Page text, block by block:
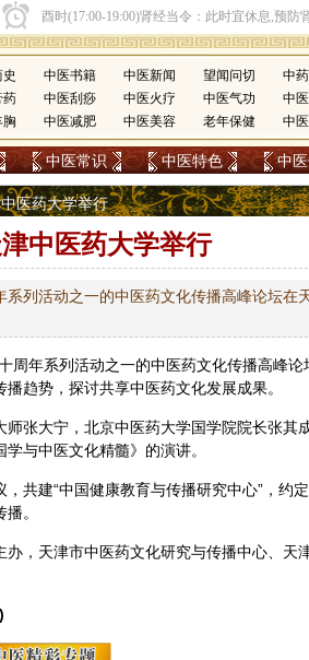
中医书籍 中医新闻 望闻问切 中
药 中医刮痧 中医火疗 中医气功 中
胸 中医减肥 中医美容 老年保健 中
中医常识 中医特色 中
医药大学举行
中医药大学举行
列活动之一的中医药文化传播高峰论坛在
周年系列活动之一的中医药文化传播高峰论
趋势，探讨共享中医药文化发展成果。
师张大宁 ，北京中医药大学国学院院长张其
与中医文化精髓》的演讲。
共建“中国健康教育与传播研究中心”，约
。
，天津市中医药文化研究与传播中心、天